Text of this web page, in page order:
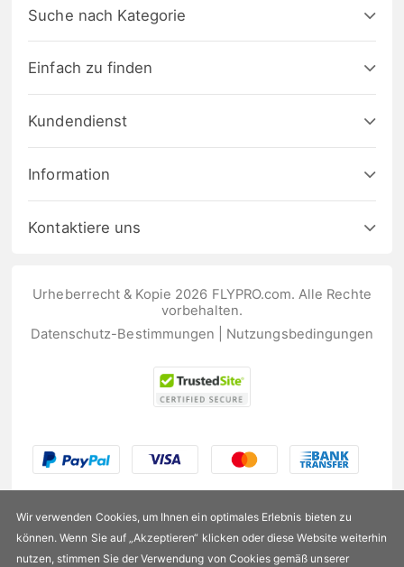
Suche nach Kategorie
Einfach zu finden
Kundendienst
Information
Kontaktiere uns
Urheberrecht & Kopie 2026 FLYPRO.com. Alle Rechte
vorbehalten.
Datenschutz-Bestimmungen
Nutzungsbedingungen
Wir verwenden Cookies, um Ihnen ein optimales Erlebnis bieten zu
können. Wenn Sie auf „Akzeptieren“ klicken oder diese Website weiterhin
nutzen, stimmen Sie der Verwendung von Cookies gemäß unserer